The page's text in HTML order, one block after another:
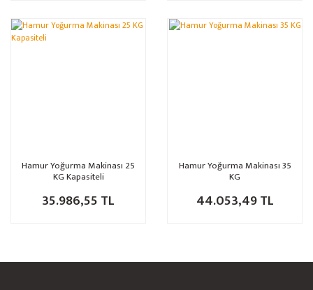
Hamur Yoğurma Makinası 25
KG Kapasiteli
35.986,55 TL
Hamur Yoğurma Makinası 35
KG
44.053,49 TL